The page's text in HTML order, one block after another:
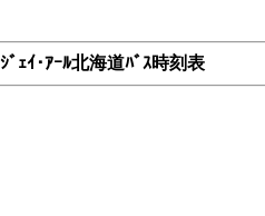
ｼﾞｪｲ･ｱｰﾙ北海道ﾊﾞｽ時刻表